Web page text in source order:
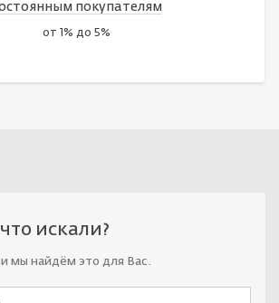
покупателям
от 1% до 5%
искали?
и мы найдём это для Вас.